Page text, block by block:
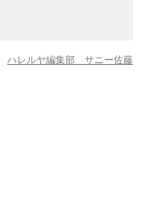
ハレルヤ編集部 サニー佐藤